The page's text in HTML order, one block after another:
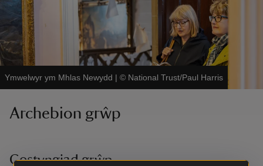
Ymwelwyr ym Mhlas Newydd | © National Trust/Paul Harris
Archebion grŵp
Gostyngiad grŵp